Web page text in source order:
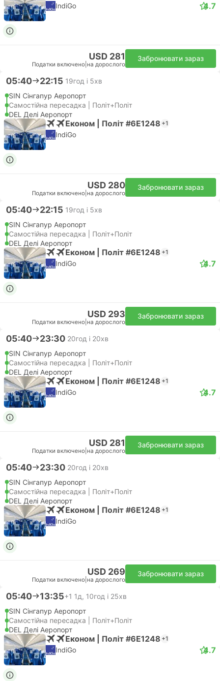
IndiGo 4.7
USD 281
Податки включено на дорослого
Забронювати зараз
05:40 22:15 19год і 5хв
SIN Сінгапур Аеропорт
Самостійна пересадка | Політ+Політ
DEL Делі Аеропорт
Економ | Політ #6E1248 +1
IndiGo
USD 280
Податки включено на дорослого
Забронювати зараз
05:40 22:15 19год і 5хв
SIN Сінгапур Аеропорт
Самостійна пересадка | Політ+Політ
DEL Делі Аеропорт
Економ | Політ #6E1248 +1
IndiGo 4.7
USD 293
Податки включено на дорослого
Забронювати зараз
05:40 23:30 20год і 20хв
SIN Сінгапур Аеропорт
Самостійна пересадка | Політ+Політ
DEL Делі Аеропорт
Економ | Політ #6E1248 +1
IndiGo 4.7
USD 281
Податки включено на дорослого
Забронювати зараз
05:40 23:30 20год і 20хв
SIN Сінгапур Аеропорт
Самостійна пересадка | Політ+Політ
DEL Делі Аеропорт
Економ | Політ #6E1248 +1
IndiGo
USD 269
Податки включено на дорослого
Забронювати зараз
05:40 13:35+1 1д, 10год і 25хв
SIN Сінгапур Аеропорт
Самостійна пересадка | Політ+Політ
DEL Делі Аеропорт
Економ | Політ #6E1248 +1
IndiGo 4.7